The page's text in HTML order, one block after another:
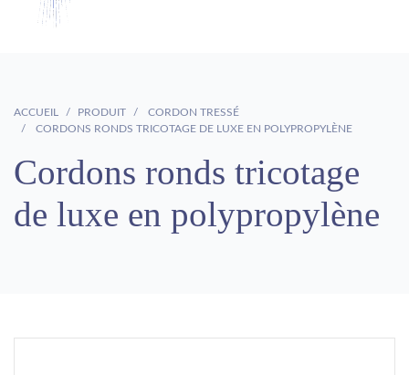
ACCUEIL PRODUIT
CORDON TRESSÉ
CORDONS RONDS TRICOTAGE DE LUXE EN POLYPROPYLÈNE
Cordons ronds tricotage
de luxe en polypropylène